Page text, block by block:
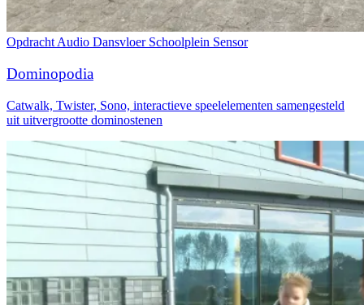
Opdracht Audio Dansvloer Schoolplein Sensor
Dominopodia
Catwalk, Twister, Sono, interactieve speelelementen samengesteld
uit uitvergrootte dominostenen